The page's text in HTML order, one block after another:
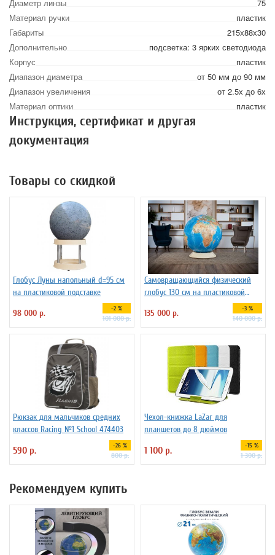
Диаметр линзы
75
Материал ручки
пластик
Габариты
215х88х30
Дополнительно
подсветка: 3 ярких светодиода
Корпус
пластик
Диапазон диаметра
от 50 мм до 90 мм
Диапазон увеличения
от 2.5х до 6х
Материал оптики
пластик
Инструкция, сертификат и другая
документация
Товары со скидкой
Глобус Луны напольный d=95 см
на пластиковой подставке
98 000 р.
-2 %
101 000 р.
Самовращающийся физический
глобус 130 см на пластиковой
135 000 р. -3 %
140 000 р.
Рюкзак для мальчиков средних
классов Racing №1 School 474403
590 р. -26 %
800 р.
Чехол-книжка LaZar для
планшетов до 8 дюймов
1 100 р. -15 %
1 300 р.
Рекомендуем купить